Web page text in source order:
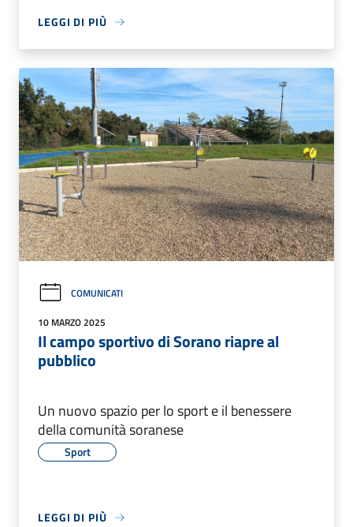
LEGGI DI PIÙ
COMUNICATI
10 MARZO 2025
Il campo sportivo di Sorano riapre al
pubblico
Un nuovo spazio per lo sport e il benessere
della comunità soranese
Sport
LEGGI DI PIÙ